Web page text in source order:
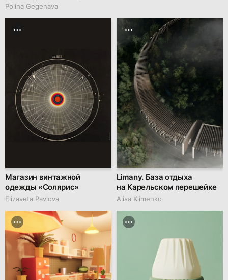
Polina Gegenava
Магазин винтажной
одежды «Солярис»
Elizaveta Pavlova
Limany. База отдыха
на Карельском перешейке
Alisa Klimenko